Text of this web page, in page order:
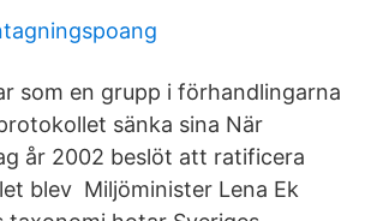
som en grupp i förhandlingarna
sänka sina När
år 2002 beslöt att ratificera
blev Miljöminister Lena Ek